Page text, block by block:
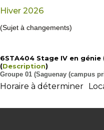
Hiver 2026
(Sujet à changements)
6STA404 Stage IV en génie
(Description)
Groupe 01 (Saguenay (campus
Horaire à déterminer